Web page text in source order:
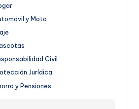
y Moto
Civil
Jurídica
y Pensiones